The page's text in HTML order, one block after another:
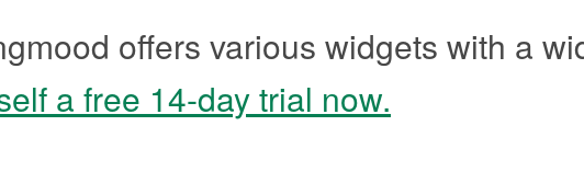
offers various widgets with a
a free 14-day trial now.